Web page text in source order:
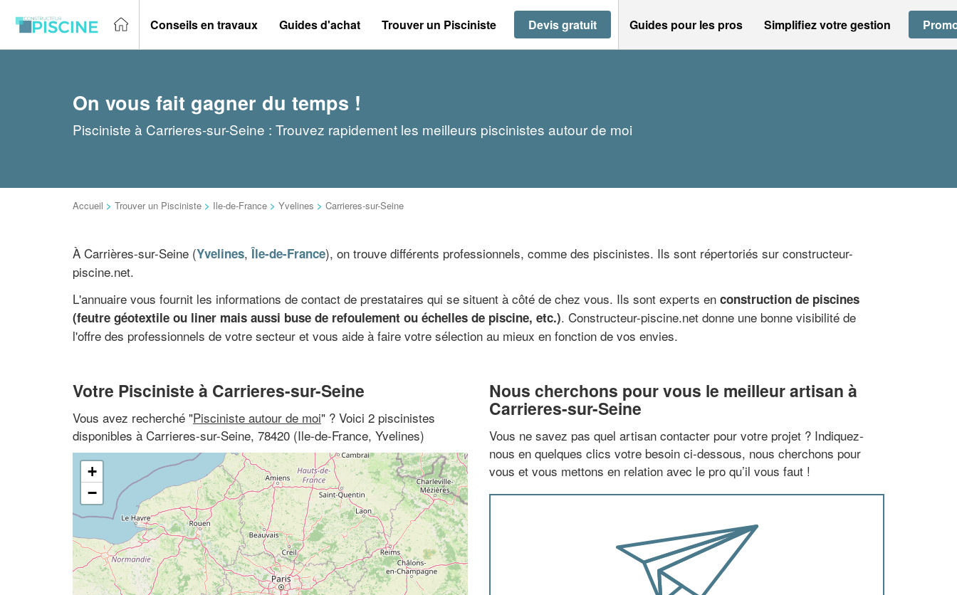
Conseils en travaux Guides d'achat Trouver un Pisciniste Devis gratuit Guides pour les pros Simplifiez votre gestion
On vous fait gagner du temps !
Pisciniste à Carrieres-sur-Seine : Trouvez rapidement les meilleurs piscinistes autour de moi
Accueil > Trouver un Pisciniste > Ile-de-France > Yvelines > Carrieres-sur-Seine
À Carrières-sur-Seine (Yvelines,Île-de-France), on trouve différents professionnels, comme des piscinistes. Ils sont répertoriés sur constructeur-
piscine.net.
L'annuaire vous fournit les informations de contact de prestataires qui se situent à côté de chez vous. Ils sont experts en construction de piscines
(feutre géotextile ou liner mais aussi buse de refoulement ou échelles de piscine, etc.). Constructeur-piscine.net donne une bonne visibilité de
l'offre des professionnels de votre secteur et vous aide à faire votre sélection au mieux en fonction de vos envies.
Votre Pisciniste à Carrieres-sur-Seine
Vous avez recherché "Pisciniste autour de moi" ? Voici 2 piscinistes
disponibles à Carrieres-sur-Seine, 78420 (Ile-de-France, Yvelines)
+
−
Nous cherchons pour vous le meilleur artisan à
Carrieres-sur-Seine
Vous ne savez pas quel artisan contacter pour votre projet ? Indiquez-
nous en quelques clics votre besoin ci-dessous, nous cherchons pour
vous et vous mettons en relation avec le pro qu’il vous faut !